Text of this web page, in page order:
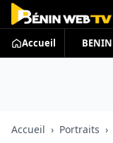
Accueil BENIN
Accueil › Portraits ›